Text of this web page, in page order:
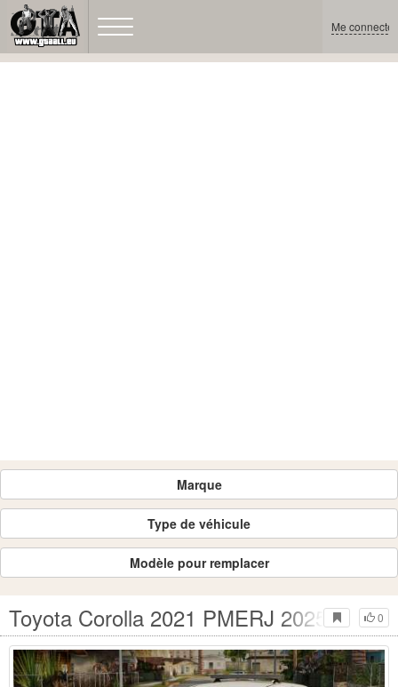
Me connecter
Marque
Type de véhicule
Modèle pour remplacer
0
Toyota Corolla 2021 PMERJ 2025